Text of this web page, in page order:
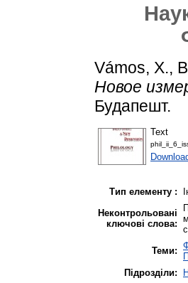
Vámos, X.,
Новое
Будапешт.
Text
Тип елементу :
Неконтрольовані
ключові слова:
Теми:
Підрозділи: